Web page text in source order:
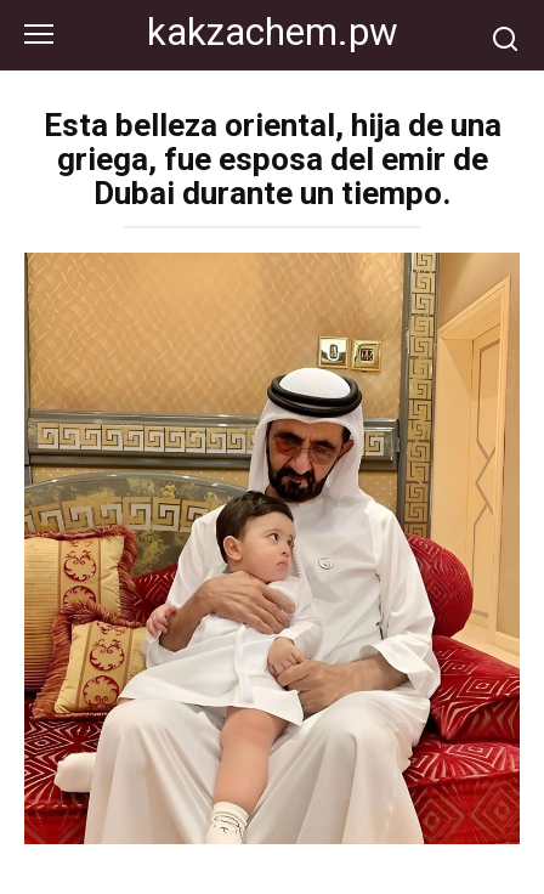
контенту
kakzachem.pw
Esta belleza oriental, hija de una
griega, fue esposa del emir de
Dubai durante un tiempo.